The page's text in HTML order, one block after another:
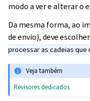
modo a ver e alterar o
Da mesma forma, ao
de envio), deve escolher
processar as cadeias que
Veja também
Revisores dedicados